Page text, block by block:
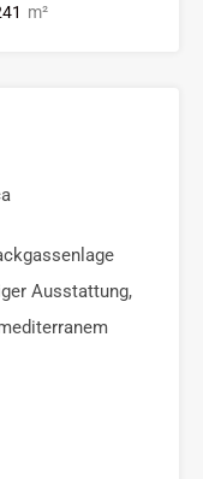
m²
Ausstattung,